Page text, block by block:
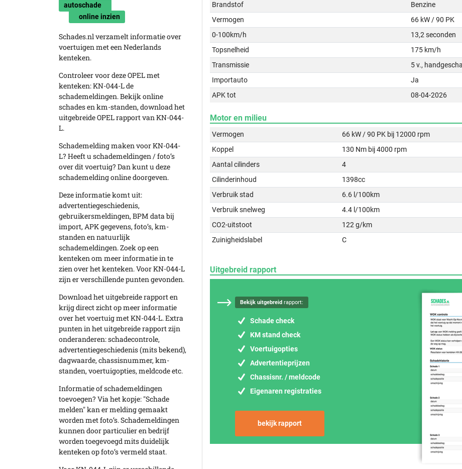
autoschade
online inzien
Schades.nl verzamelt informatie over
voertuigen met een Nederlands
kenteken.
Controleer voor deze OPEL met
kenteken: KN-044-L de
schademeldingen. Bekijk online
schades en km-standen, download het
uitgebreide OPEL rapport van KN-044-
L.
Schademelding maken voor KN-044-
L? Heeft u schademeldingen / foto’s
over dit voertuig? Dan kunt u deze
schademelding online doorgeven.
Deze informatie komt uit:
advertentiegeschiedenis,
gebruikersmeldingen, BPM data bij
import, APK gegevens, foto’s, km-
standen en natuurlijk
schademeldingen. Zoek op een
kenteken om meer informatie in te
zien over het kenteken. Voor KN-044-L
zijn er verschillende punten gevonden.
Download het uitgebreide rapport en
krijg direct zicht op meer informatie
over het voertuig met KN-044-L. Extra
punten in het uitgebreide rapport zijn
onderanderen: schadecontrole,
advertentiegeschiedenis (mits bekend),
dagwaarde, chassisnummer, km-
standen, voertuigopties, meldcode etc.
Informatie of schademeldingen
toevoegen? Via het kopje: "Schade
melden" kan er melding gemaakt
worden met foto’s. Schademeldingen
kunnen door particulier en bedrijf
worden toegevoegd mits duidelijk
kenteken op foto’s vermeld staat.
Brandstof
Benzine
Vermogen
66 kW / 90 PK
0-100km/h
13,2 seconden
Topsnelheid
175 km/h
Transmissie
5 v.,
Importauto
Ja
APK tot
08-04-2026
Motor en milieu
Vermogen
66 kW / 90 PK bij 12000 rpm
Koppel
130 Nm bij 4000 rpm
Aantal cilinders
4
Cilinderinhoud
1398cc
Verbruik stad
6.6 l/100km
Verbruik snelweg
4.4 l/100km
CO2-uitstoot
122 g/km
Zuinigheidslabel
C
Uitgebreid rapport
Bekijk uitgebreid rapport:
Schade check
KM stand check
Voertuigopties
Advertentieprijzen
Chassisnr. / meldcode
Eigenaren registraties
bekijk rapport